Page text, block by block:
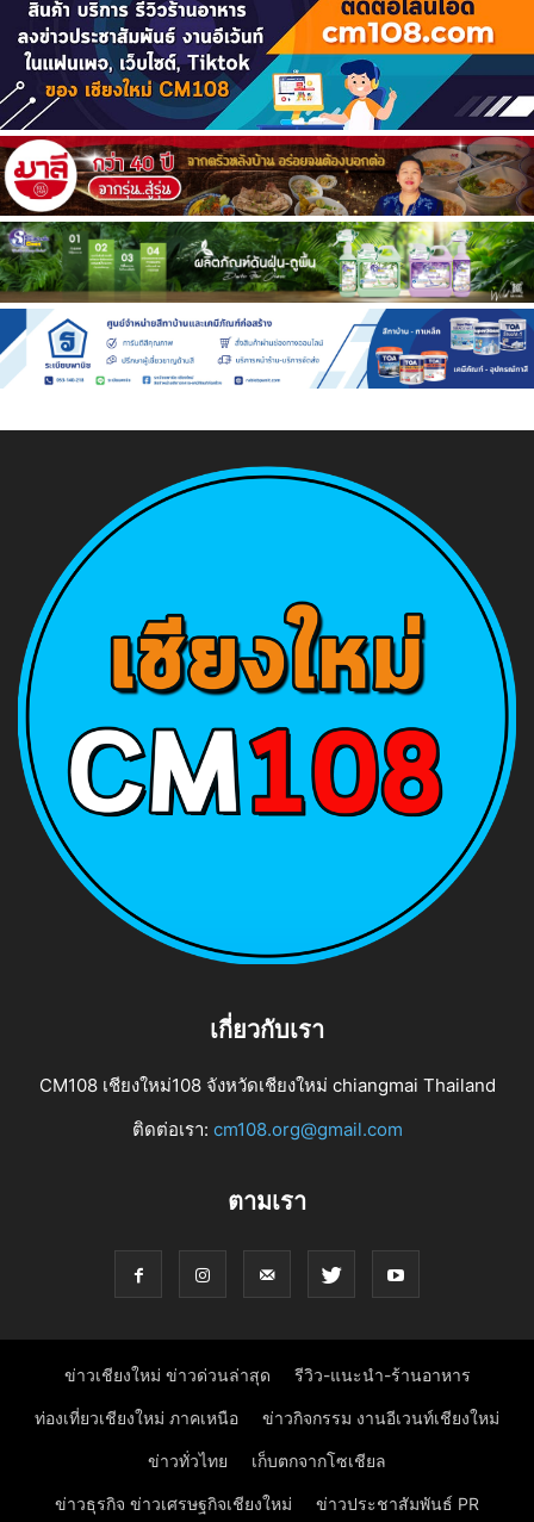
เกี่ยวกับเรา
CM108 เชียงใหม่108 จังหวัดเชียงใหม่ chiangmai Thailand
ติดต่อเรา: cm108.org@gmail.com
ตามเรา
ข่าวเชียงใหม่ ข่าวด่วนล่าสุด รีวิว-แนะนำ-ร้านอาหาร
ท่องเที่ยวเชียงใหม่ ภาคเหนือ ข่าวกิจกรรม งานอีเวนท์เชียงใหม่
ข่าวทั่วไทย เก็บตกจากโซเชียล
ข่าวธุรกิจ ข่าวเศรษฐกิจเชียงใหม่ ข่าวประชาสัมพันธ์ PR